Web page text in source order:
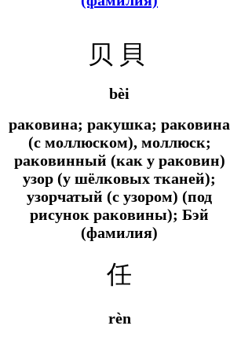
贝 貝
bèi
раковина; ракушка; раковина
(с моллюском), моллюск;
раковинный (как у раковин)
узор (у шёлковых тканей);
узорчатый (с узором) (под
рисунок раковины); Бэй
(фамилия)
任
rèn